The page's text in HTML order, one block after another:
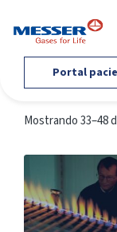
Portal
Mostrando 33–48